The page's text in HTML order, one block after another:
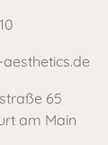
65
am Main